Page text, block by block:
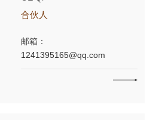
合伙人
邮箱：
1241395165@qq.com